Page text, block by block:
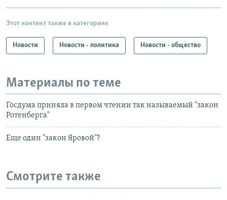
Этот контент также в категориях
Новости Новости - политика Новости - общество
Материалы по теме
Госдума приняла в первом чтении так называемый "закон
Ротенберга"
Еще один "закон Яровой"?
Смотрите также